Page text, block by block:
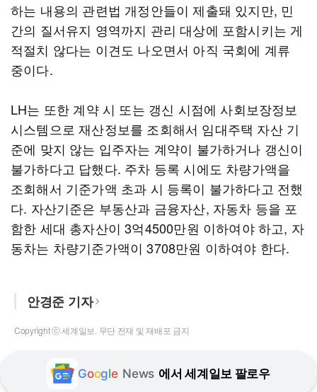
하는 내용의 관련법 개정안들이 제출돼 있지만, 민
간의 질서유지 영역까지 관리 대상에 포함시키는 게
적절치 않다는 이견도 나오면서 아직 국회에 계류
중이다.
LH는 또한 계약 시 또는 갱신 시점에 사회보장정보
시스템으로 재산정보를 조회해서 임대주택 자산 기
준에 맞지 않는 입주자는 계약이 불가하거나 갱신이
불가하다고 답했다. 주차 등록 시에도 차량가액을
조회해서 기준가액 초과 시 등록이 불가하다고 전했
다. 자산기준은 부동산과 금융자산, 자동차 등을 포
함한 세대 총자산이 3억4500만원 이하여야 하고, 자
동차는 차량기준가액이 3708만원 이하여야 한다.
안경준 기자
Copyright ⓒ 세계일보. 무단 전재 및 재배포 금지
Google News 에서 세계일보 팔로우